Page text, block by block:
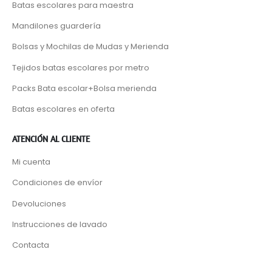
Batas escolares para maestra
Mandilones guardería
Bolsas y Mochilas de Mudas y Merienda
Tejidos batas escolares por metro
Packs Bata escolar+Bolsa merienda
Batas escolares en oferta
ATENCIÓN AL CLIENTE
Mi cuenta
Condiciones de envíor
Devoluciones
Instrucciones de lavado
Contacta